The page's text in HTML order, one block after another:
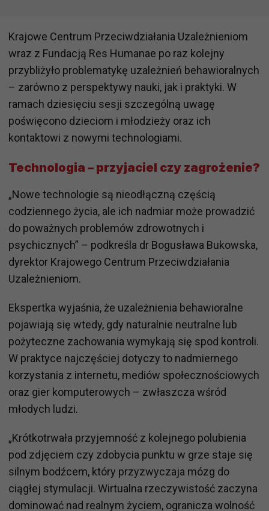
Krajowe Centrum Przeciwdziałania Uzależnieniom
wraz z Fundacją Res Humanae po raz kolejny
przybliżyło problematykę uzależnień behawioralnych
– zarówno z perspektywy nauki, jak i praktyki. W
ramach dziesięciu sesji szczególną uwagę
poświęcono dzieciom i młodzieży oraz ich
kontaktowi z nowymi technologiami.
Technologia – przyjaciel czy zagrożenie?
„Nowe technologie są nieodłączną częścią
codziennego życia, ale ich nadmiar może prowadzić
do poważnych problemów zdrowotnych i
psychicznych” – podkreśla dr Bogusława Bukowska,
dyrektor Krajowego Centrum Przeciwdziałania
Uzależnieniom.
Ekspertka wyjaśnia, że uzależnienia behawioralne
pojawiają się wtedy, gdy naturalnie neutralne lub
pożyteczne zachowania wymykają się spod kontroli.
W praktyce najczęściej dotyczy to nadmiernego
korzystania z internetu, mediów społecznościowych
oraz gier komputerowych – zwłaszcza wśród
młodych ludzi.
„Krótkotrwała przyjemność z kolejnego polubienia
pod zdjęciem czy zdobycia punktu w grze staje się
silnym bodźcem, który przyzwyczaja mózg do
ciągłej stymulacji. Wirtualna rzeczywistość zaczyna
dominować nad realnym życiem, ogranicza wolność